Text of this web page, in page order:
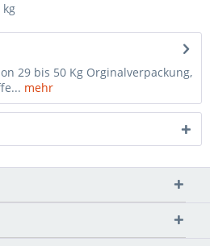
kg
29 bis 50 Kg Orginalverpackung,
mehr